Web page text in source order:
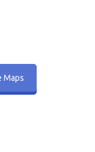
Maps